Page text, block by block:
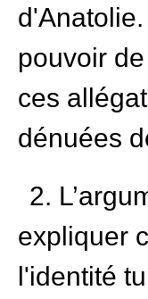
pouvoir
ces
dénuées
2.
expliquer
l'identité